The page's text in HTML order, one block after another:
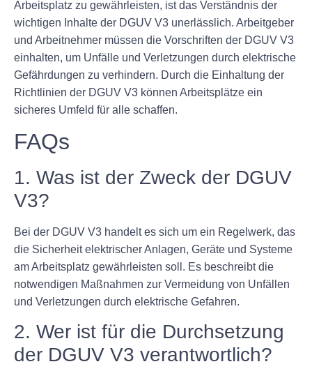
Arbeitsplatz zu gewährleisten, ist das Verständnis der
wichtigen Inhalte der DGUV V3 unerlässlich. Arbeitgeber
und Arbeitnehmer müssen die Vorschriften der DGUV V3
einhalten, um Unfälle und Verletzungen durch elektrische
Gefährdungen zu verhindern. Durch die Einhaltung der
Richtlinien der DGUV V3 können Arbeitsplätze ein
sicheres Umfeld für alle schaffen.
FAQs
1. Was ist der Zweck der DGUV
V3?
Bei der DGUV V3 handelt es sich um ein Regelwerk, das
die Sicherheit elektrischer Anlagen, Geräte und Systeme
am Arbeitsplatz gewährleisten soll. Es beschreibt die
notwendigen Maßnahmen zur Vermeidung von Unfällen
und Verletzungen durch elektrische Gefahren.
2. Wer ist für die Durchsetzung
der DGUV V3 verantwortlich?